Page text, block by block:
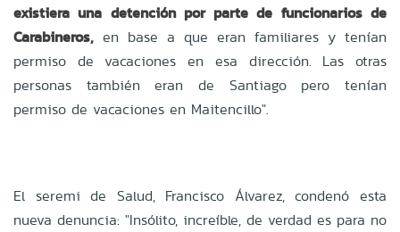
existiera una detención por parte de funcionarios de
Carabineros, en base a que eran familiares y tenían
permiso de vacaciones en esa dirección. Las otras
personas también eran de Santiago pero tenían
permiso de vacaciones en Maitencillo".
El seremi de Salud, Francisco Álvarez, condenó esta
nueva denuncia: "Insólito, increíble, de verdad es para no